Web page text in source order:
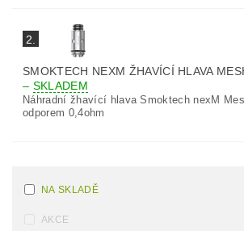
2.
SMOKTECH NEXM ŽHAVÍCÍ HLAVA
– SKLADEM
Náhradní žhavící hlava Smoktech nexM
odporem 0,4ohm
NA SKLADĚ
AKCE